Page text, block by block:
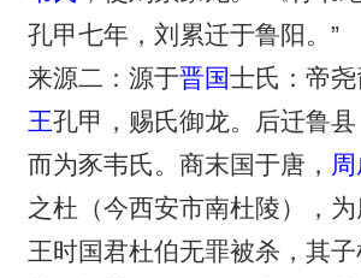
孔甲七年，刘累迁于鲁阳。”
来源二：源于晋国士氏：帝
王孔甲，赐氏御龙。后迁鲁县
而为豕韦氏。商末国于唐，
之杜（今西安市南杜陵），为
王时国君杜伯无罪被杀，其子